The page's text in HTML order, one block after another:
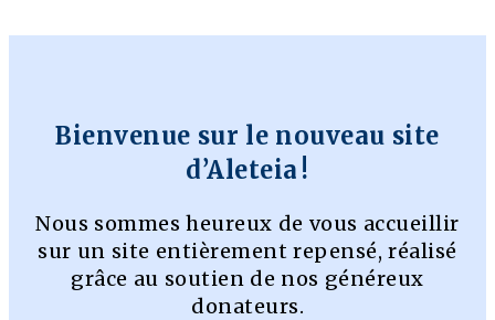
Bienvenue sur le nouveau site
d’Aleteia !
Nous sommes heureux de vous accueillir
sur un site entièrement repensé, réalisé
grâce au soutien de nos généreux
donateurs.